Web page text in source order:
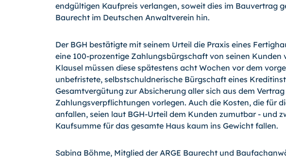
endgültigen Kaufpreis verlangen, soweit dies im Bauvertrag
Baurecht im Deutschen Anwaltverein hin.
Der BGH bestätigte mit seinem Urteil die Praxis eines
eine 100-prozentige Zahlungsbürgschaft von seinen Kunden
Klausel müssen diese spätestens acht Wochen vor dem
unbefristete, selbstschuldnerische Bürgschaft eines
Gesamtvergütung zur Absicherung aller sich aus dem
Zahlungsverpflichtungen vorlegen. Auch die Kosten, die für
anfallen, seien laut BGH-Urteil dem Kunden zumutbar - und
Kaufsumme für das gesamte Haus kaum ins Gewicht fallen.
Sabina Böhme, Mitglied der ARGE Baurecht und